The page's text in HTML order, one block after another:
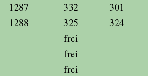
1287 332 301
1288 325 324
frei
frei
frei